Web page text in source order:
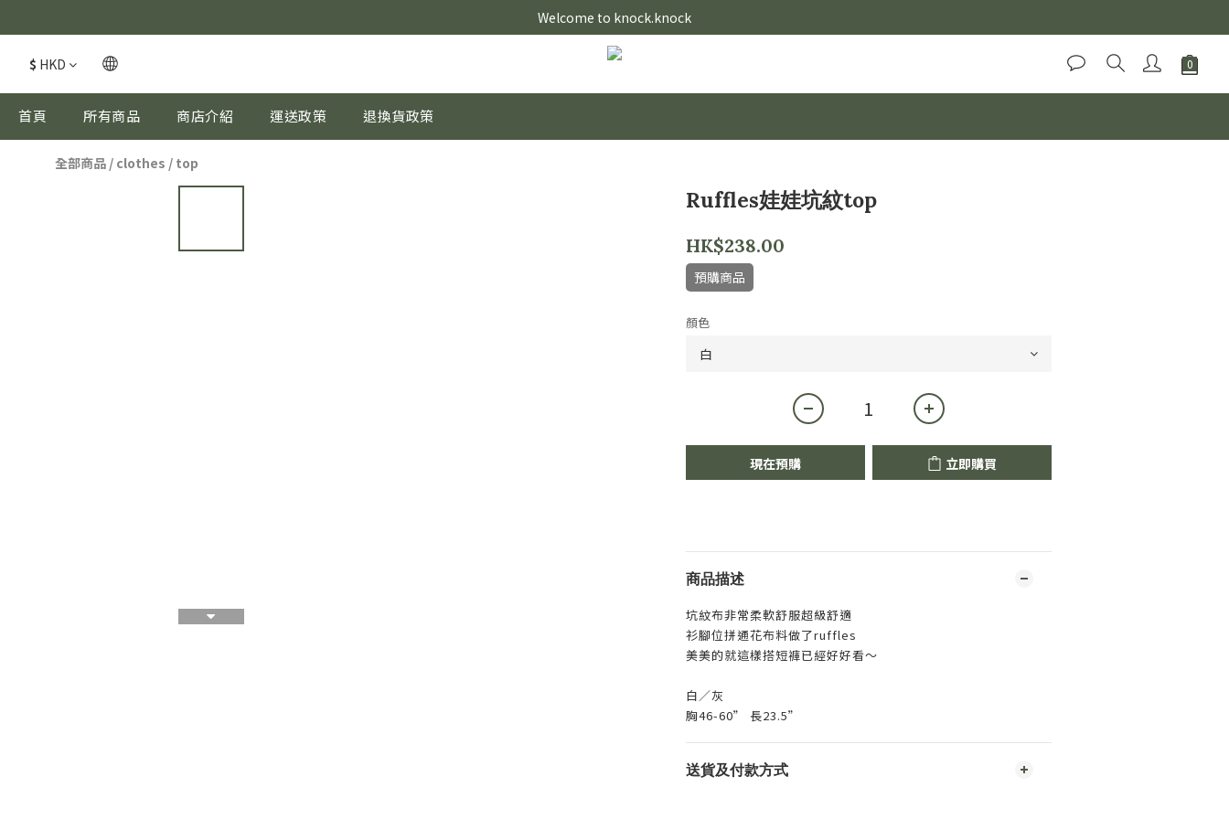
Welcome to knock.knock
$ HKD
首頁 所有商品 商店介紹 運送政策 退換貨政策
全部商品 / clothes / top
Ruffles娃娃坑紋top
HK$238.00
預購商品
顏色
現在預購 立即購買
商品描述
坑紋布非常柔軟舒服超級舒適
衫腳位拼通花布料做了ruffles
美美的就這樣搭短褲已經好好看～
白／灰
胸46-60” 長23.5”
送貨及付款方式
立即購買